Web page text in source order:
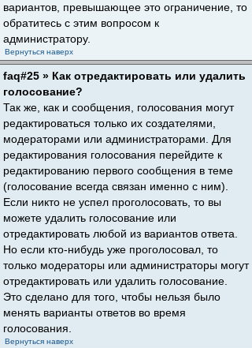
вариантов, превышающее это ограничение, то
обратитесь с этим вопросом к
администратору.
Вернуться наверх
faq#25 » Как отредактировать или удалить
голосование?
Так же, как и сообщения, голосования могут
редактироваться только их создателями,
модераторами или администраторами. Для
редактирования голосования перейдите к
редактированию первого сообщения в теме
(голосование всегда связан именно с ним).
Если никто не успел проголосовать, то вы
можете удалить голосование или
отредактировать любой из вариантов ответа.
Но если кто-нибудь уже проголосовал, то
только модераторы или администраторы могут
отредактировать или удалить голосование.
Это сделано для того, чтобы нельзя было
менять варианты ответов во время
голосования.
Вернуться наверх